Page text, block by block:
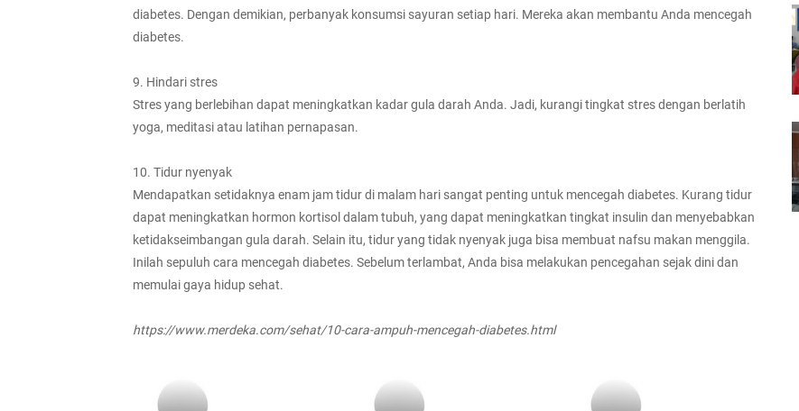
diabetes. Dengan demikian, perbanyak konsumsi sayuran setiap hari. Mereka akan membantu Anda mencegah
diabetes.
9. Hindari stres
Stres yang berlebihan dapat meningkatkan kadar gula darah Anda. Jadi, kurangi tingkat stres dengan berlatih
yoga, meditasi atau latihan pernapasan.
10. Tidur nyenyak
Mendapatkan setidaknya enam jam tidur di malam hari sangat penting untuk mencegah diabetes. Kurang tidur
dapat meningkatkan hormon kortisol dalam tubuh, yang dapat meningkatkan tingkat insulin dan menyebabkan
ketidakseimbangan gula darah. Selain itu, tidur yang tidak nyenyak juga bisa membuat nafsu makan menggila.
Inilah sepuluh cara mencegah diabetes. Sebelum terlambat, Anda bisa melakukan pencegahan sejak dini dan
memulai gaya hidup sehat.
https://www.merdeka.com/sehat/10-cara-ampuh-mencegah-diabetes.html